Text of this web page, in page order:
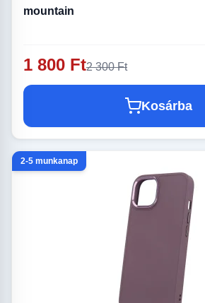
mountain
1 800 Ft2 300 Ft
Kosárba
2-5 munkanap